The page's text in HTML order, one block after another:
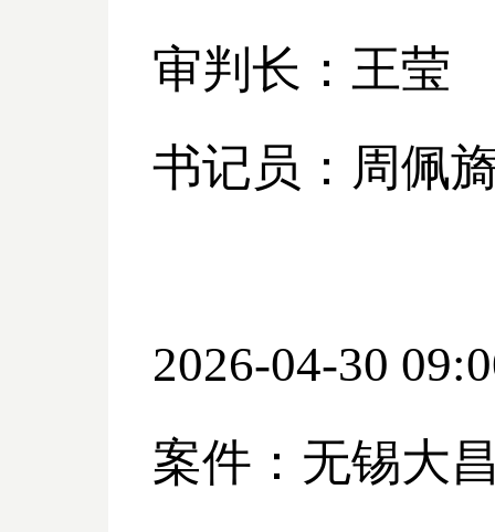
审判长：王莹
书记员：周佩
2026-04-30
案件：无锡大